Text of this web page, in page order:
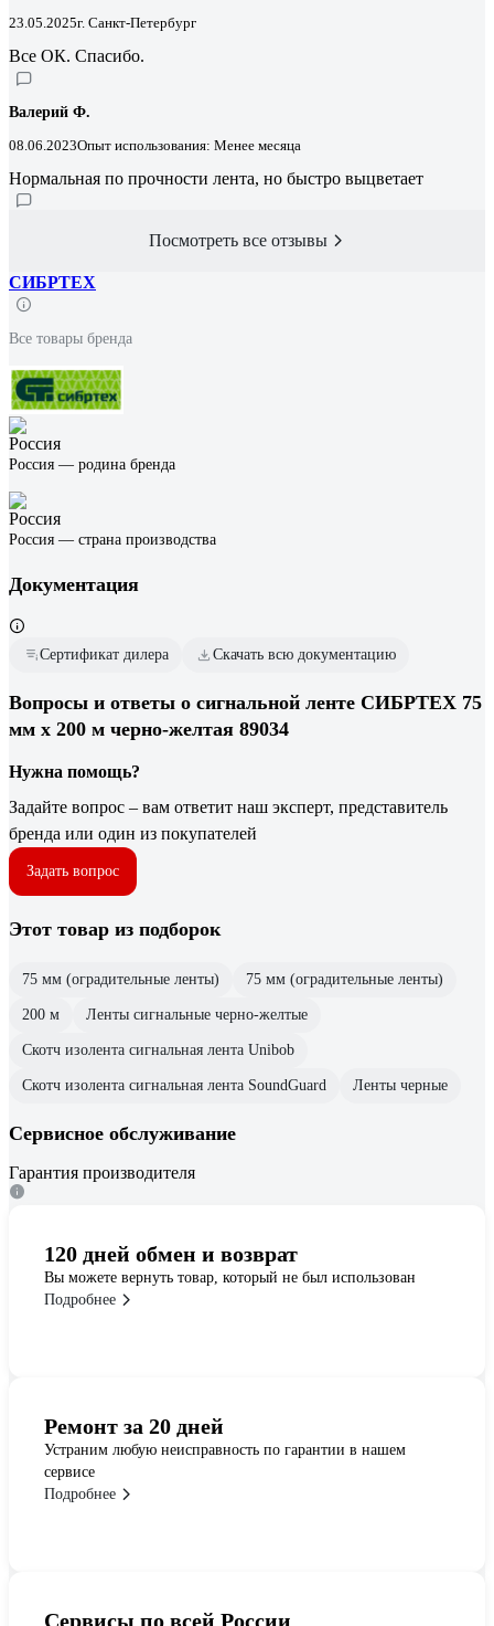
23.05.2025г. Санкт-Петербург
Все ОК. Спасибо.
Валерий Ф.
08.06.2023Опыт использования: Менее месяца
Нормальная по прочности лента, но быстро выцветает
Посмотреть все отзывы
СИБРТЕХ
Все товары бренда
Россия — родина бренда
Россия — страна производства
Документация
Сертификат дилера Скачать всю документацию
Вопросы и ответы о сигнальной ленте СИБРТЕХ 75
мм х 200 м черно-желтая 89034
Нужна помощь?
Задайте вопрос – вам ответит наш эксперт, представитель
бренда или один из покупателей
Задать вопрос
Этот товар из подборок
75 мм (оградительные ленты) 75 мм (оградительные ленты)
200 м Ленты сигнальные черно-желтые
Скотч изолента сигнальная лента Unibob
Скотч изолента сигнальная лента SoundGuard Ленты черные
Сервисное обслуживание
Гарантия производителя
120 дней обмен и возврат
Вы можете вернуть товар, который не был использован
Подробнее
Ремонт за 20 дней
Устраним любую неисправность по гарантии в нашем
сервисе
Подробнее
Сервисы по всей России